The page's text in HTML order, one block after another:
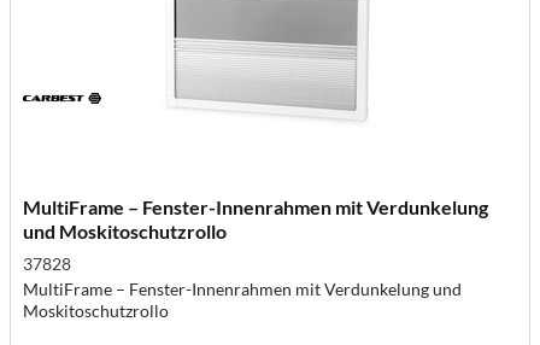
MultiFrame – Fenster-Innenrahmen mit Verdunkelung
und Moskitoschutzrollo
37828
MultiFrame – Fenster-Innenrahmen mit Verdunkelung und
Moskitoschutzrollo